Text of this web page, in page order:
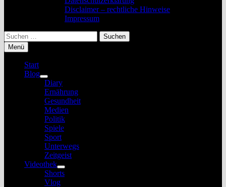
Disclaimer – rechtliche Hinweise
Impressum
Suchen
nach:
Menü
Start
Blog
Untermenü
anzeigen
Diary
Ernährung
Gesundheit
Medien
Politik
Spiele
Sport
Unterwegs
Zeitgeist
Videothek
Untermenü
anzeigen
Shorts
Vlog